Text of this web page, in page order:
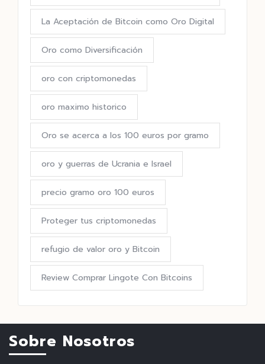
La Aceptación de Bitcoin como Oro Digital
Oro como Diversificación
oro con criptomonedas
oro maximo historico
Oro se acerca a los 100 euros por gramo
oro y guerras de Ucrania e Israel
precio gramo oro 100 euros
Proteger tus criptomonedas
refugio de valor oro y Bitcoin
Review Comprar Lingote Con Bitcoins
Sobre Nosotros